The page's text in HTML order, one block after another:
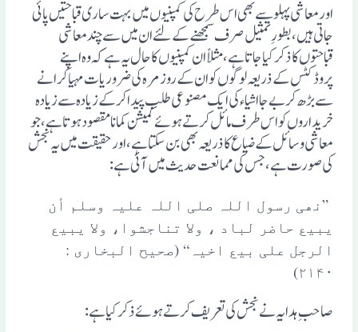
اور معاشی پہلو سے بھی اس طرح کی کمپنیوں میں بہت ساری قباحتیں پائی
جاتی ہیں، بطورِ تمثیل صرف سمجھنے کے لئے ان میں سے چند معاشی
قباحتوں کا ذکر کیا جاتا ہے، مثلاً ان کمپنیوں کا حال یہ ہے کہ وہ اپنے
پروڈکٹس کے ذریعہ لوگوں کو ان کے روزمرہ کی ضروریات مہیا کرانے
سے بڑھ کر بے جا اشیاء کی ایک مصنوعی طلب پیدا کرکے زیادہ سے زیادہ
خریداروں کو اس طرف مائل کرتے ہوئے کمیشن کمانامقصود ہوتا ہے ، جو
معاشی وسائل کے ضیاع کا ذریعہ بھی بن سکتا ہے، اور حقیقت میں یہ نجش
کی صورت ہے، جس کی ممانعت حدیث میں آئی ہے:
”نھی رسول اللہ صلی اللہ علیہ وسلم أن
یبیع حاضر لباد ، ولا تناجشوا، ولا یبیع
الرجل علی بیع اخیہ“ (صحیح البخاری :
۲۱۴۰)
صاحب ِ ہدایہ نے نجش کی تعریف کرتے ہوئے ذکر کیا ہے: